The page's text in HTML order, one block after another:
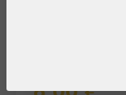
Prix régulier :